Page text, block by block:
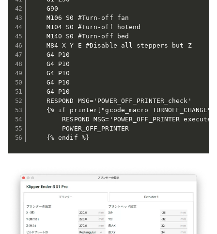
    G90
    M106 S0 #Turn-off fan
    M104 S0 #Turn-off hotend
    M140 S0 #Turn-off bed
    M84 X Y E #Disable all steppers but Z
    G4 P10
    G4 P10
    G4 P10
    G4 P10
    G4 P10
    RESPOND MSG='POWER_OFF_PRINTER_check'
{% if printer["gcode_macro
RESPOND MSG='POWER_OFF_PRINTER
        POWER_OFF_PRINTER
    {% endif %}